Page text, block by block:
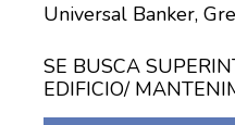
Universal Banker,
SE BUSCA
EDIFICIO/